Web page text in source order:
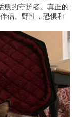
般的守护者。真正的
侣。野性，恐惧和